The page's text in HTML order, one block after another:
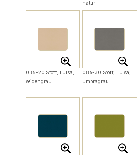
natur
086-20 Stoff, Luisa,
seidengrau
086-30 Stoff, Luisa,
umbragrau